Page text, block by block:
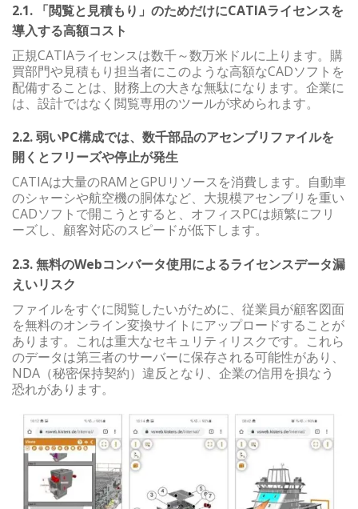
2.1. 「閲覧と見積もり」のためだけにCATIAライセンスを
導入する高額コスト
正規CATIAライセンスは数千～数万米ドルに上ります。購
買部門や見積もり担当者にこのような高額なCADソフトを
配備することは、財務上の大きな無駄になります。企業に
は、設計ではなく閲覧専用のツールが求められます。
2.2. 弱いPC構成では、数千部品のアセンブリファイルを
開くとフリーズや停止が発生
CATIAは大量のRAMとGPUリソースを消費します。自動車
のシャーシや航空機の胴体など、大規模アセンブリを重い
CADソフトで開こうとすると、オフィスPCは頻繁にフリ
ーズし、顧客対応のスピードが低下します。
2.3. 無料のWebコンバータ使用によるライセンスデータ漏
えいリスク
ファイルをすぐに閲覧したいがために、従業員が顧客図面
を無料のオンライン変換サイトにアップロードすることが
あります。これは重大なセキュリティリスクです。これら
のデータは第三者のサーバーに保存される可能性があり、
NDA（秘密保持契約）違反となり、企業の信用を損なう
恐れがあります。